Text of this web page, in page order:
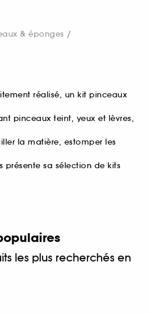
& éponges
réalisé, un kit pinceaux
pinceaux teint, yeux et lèvres,
la matière, estomper les
présente sa sélection de kits
les plus recherchés en